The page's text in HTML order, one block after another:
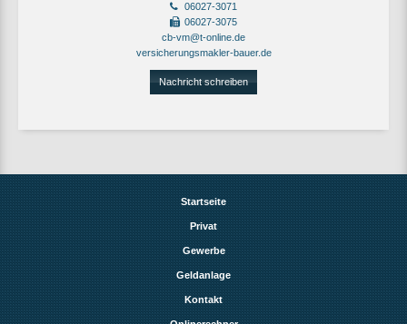
06027-3071
06027-3075
cb-vm@t-online.de
versicherungsmakler-bauer.de
Nachricht schreiben
Startseite
Privat
Gewerbe
Geldanlage
Kontakt